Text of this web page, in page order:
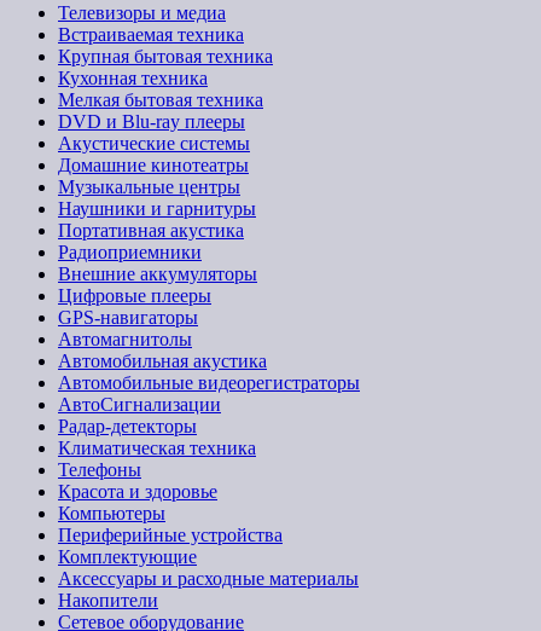
Телевизоры и медиа
Встраиваемая техника
Крупная бытовая техника
Кухонная техника
Мелкая бытовая техника
DVD и Blu-ray плееры
Акустические системы
Домашние кинотеатры
Музыкальные центры
Наушники и гарнитуры
Портативная акустика
Радиоприемники
Внешние аккумуляторы
Цифровые плееры
GPS-навигаторы
Автомагнитолы
Автомобильная акустика
Автомобильные видеорегистраторы
АвтоСигнализации
Радар-детекторы
Климатическая техника
Телефоны
Красота и здоровье
Компьютеры
Периферийные устройства
Комплектующие
Аксессуары и расходные материалы
Накопители
Сетевое оборудование